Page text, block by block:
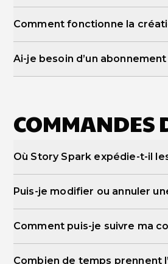
Comment fonctionne la
Ai-je besoin d’un
COMMANDES
Où Story Spark expédie-t-il
Puis-je modifier ou annuler
Comment puis-je suivre ma
Combien de temps prennent